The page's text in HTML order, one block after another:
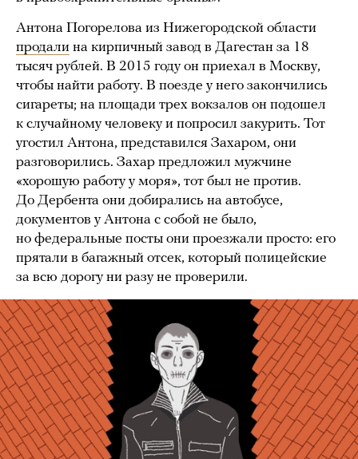
Антона Погорелова из Нижегородской области
продали на кирпичный завод в Дагестан за 18
тысяч рублей. В 2015 году он приехал в Москву,
чтобы найти работу. В поезде у него закончились
сигареты; на площади трех вокзалов он подошел
к случайному человеку и попросил закурить. Тот
угостил Антона, представился Захаром, они
разговорились. Захар предложил мужчине
«хорошую работу у моря», тот был не против.
До Дербента они добирались на автобусе,
документов у Антона с собой не было,
но федеральные посты они проезжали просто: его
прятали в багажный отсек, который полицейские
за всю дорогу ни разу не проверили.